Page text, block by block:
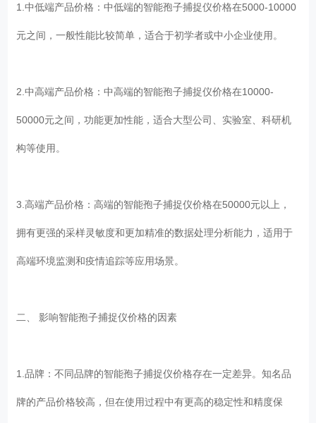
1.中低端产品价格：中低端的智能孢子捕捉仪价格在5000-10000
元之间，一般性能比较简单，适合于初学者或中小企业使用。
2.中高端产品价格：中高端的智能孢子捕捉仪价格在10000-
50000元之间，功能更加性能，适合大型公司、实验室、科研机
构等使用。
3.高端产品价格：高端的智能孢子捕捉仪价格在50000元以上，
拥有更强的采样灵敏度和更加精准的数据处理分析能力，适用于
高端环境监测和疫情追踪等应用场景。
二、 影响智能孢子捕捉仪价格的因素
1.品牌：不同品牌的智能孢子捕捉仪价格存在一定差异。知名品
牌的产品价格较高，但在使用过程中有更高的稳定性和精度保